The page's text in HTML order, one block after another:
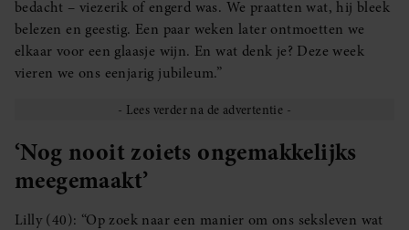
bedacht – viezerik of engerd was. We praatten wat, hij bleek
belezen en geestig. Een paar weken later ontmoetten we
elkaar voor een glaasje wijn. En wat denk je? Deze week
vieren we ons eenjarig jubileum.”
‘Nog nooit zoiets ongemakkelijks
meegemaakt’
Lilly (40): “Op zoek naar een manier om ons seksleven wat